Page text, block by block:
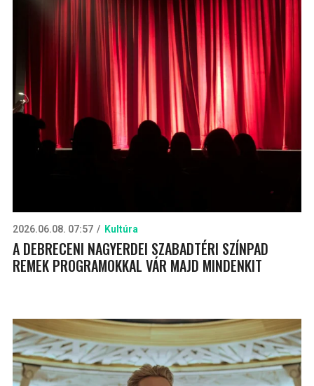
2026.06.08. 07:57 Kultúra
A DEBRECENI NAGYERDEI SZABADTÉRI SZÍNPAD
REMEK PROGRAMOKKAL VÁR MAJD MINDENKIT